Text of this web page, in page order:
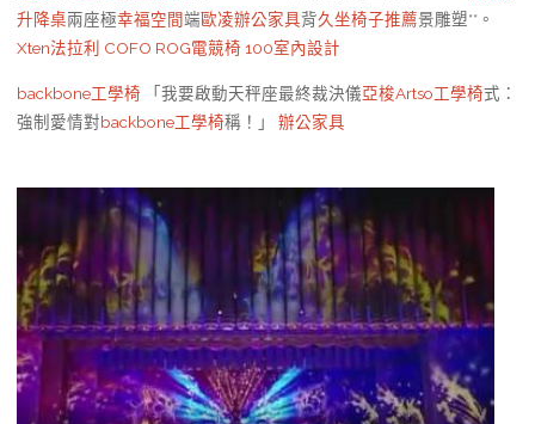
升降桌兩座極幸福空間端歐凌辦公家具背久坐椅子推薦景雕塑**。
Xten法拉利 COFO ROG電競椅 100室內設計
backbone工學椅 「我要啟動天秤座最終裁決儀亞梭Artso工學椅式：
強制愛情對backbone工學椅稱！」 辦公家具